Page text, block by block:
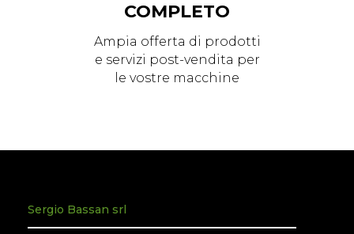
COMPLETO
Ampia offerta di prodotti
e servizi post-vendita per
le vostre macchine
Sergio Bassan srl